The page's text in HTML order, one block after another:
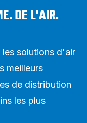
DE L'AIR.
les solutions d'air
meilleurs
de distribution
les plus